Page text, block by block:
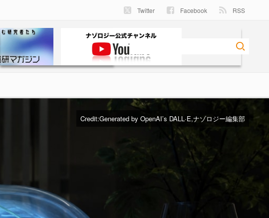
Twitter Facebook RSS
Credit:Generated by OpenAI’s DALL·E,ナゾロジー編集部